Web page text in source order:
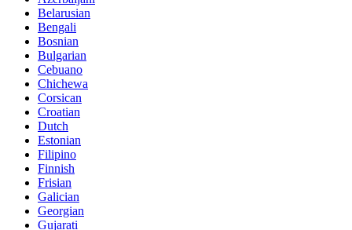
Belarusian
Bengali
Bosnian
Bulgarian
Cebuano
Chichewa
Corsican
Croatian
Dutch
Estonian
Filipino
Finnish
Frisian
Galician
Georgian
Gujarati